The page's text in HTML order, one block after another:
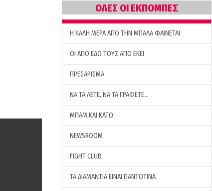
ΟΛΕΣ ΟΙ ΕΚΠΟΜΠΕΣ
H ΚΑΛΗ ΜΕΡΑ ΑΠΟ ΤΗΝ ΜΠΑΛΑ ΦΑΙΝΕΤΑΙ
ΟΙ ΑΠΟ ΕΔΩ ΤΟΥΣ ΑΠΟ ΕΚΕΙ
ΠΡΕΣΑΡΙΣΜΑ
ΝΑ ΤΑ ΛΕΤΕ, ΝΑ ΤΑ ΓΡΑΦΕΤΕ…
ΜΠΑΜ ΚΑΙ ΚΑΤΩ
NEWSROOM
FIGHT CLUB
ΤΑ ΔΙΑΜΑΝΤΙΑ ΕΙΝΑΙ ΠΑΝΤΟΤΙΝΑ